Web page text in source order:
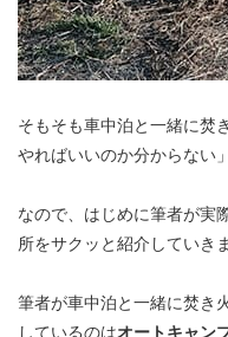
そもそも車中泊と一緒に焚
やればいいのか分からない
なので、はじめに筆者が実
所をサクッと紹介していきま
筆者が車中泊と一緒に焚き
しているのはオートキャン